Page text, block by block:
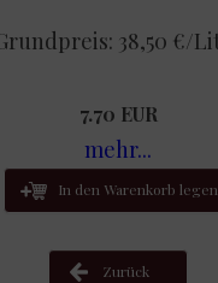
38,50 €/
7.70 EUR
mehr...
In den Warenkorb legen
Zurück